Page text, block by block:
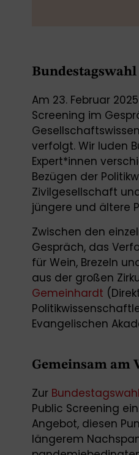
Am 23. Februar
Screening im
verfolgt. Wir luden
Expert*innen
Bezügen der
Zivilgesellschaft
jüngere und ältere
Zwischen den
Gespräch, das
für Wein, Brezeln
aus der großen
Gemeinhardt
Evangelischen
Gemeinsam am
Zur
Public Screening
Angebot, diesen
längerem